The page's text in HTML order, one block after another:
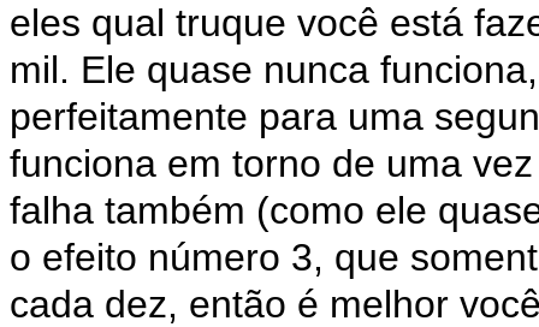
eles qual truque você está
mil. Ele quase nunca
perfeitamente para uma
funciona em torno de uma
falha também (como ele
o efeito número 3, que
cada dez, então é melhor